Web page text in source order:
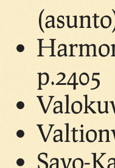
p.2405
Savo-